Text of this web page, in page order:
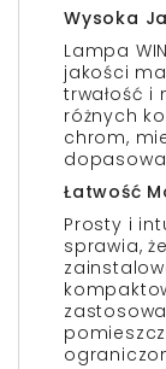
Wysoka
Lampa
jakości
trwałość i
różnych
chrom,
Łatwość
Prosty i
sprawia,